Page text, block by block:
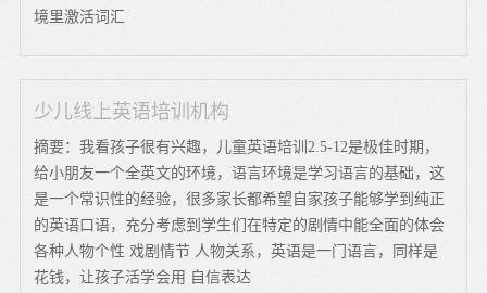
境里激活词汇
少儿线上英语培训机构
摘要：我看孩子很有兴趣，儿童英语培训2.5-12是极佳时期，
给小朋友一个全英文的环境，语言环境是学习语言的基础，这
是一个常识性的经验，很多家长都希望自家孩子能够学到纯正
的英语口语，充分考虑到学生们在特定的剧情中能全面的体会
各种人物个性 戏剧情节 人物关系，英语是一门语言，同样是
花钱，让孩子活学会用 自信表达